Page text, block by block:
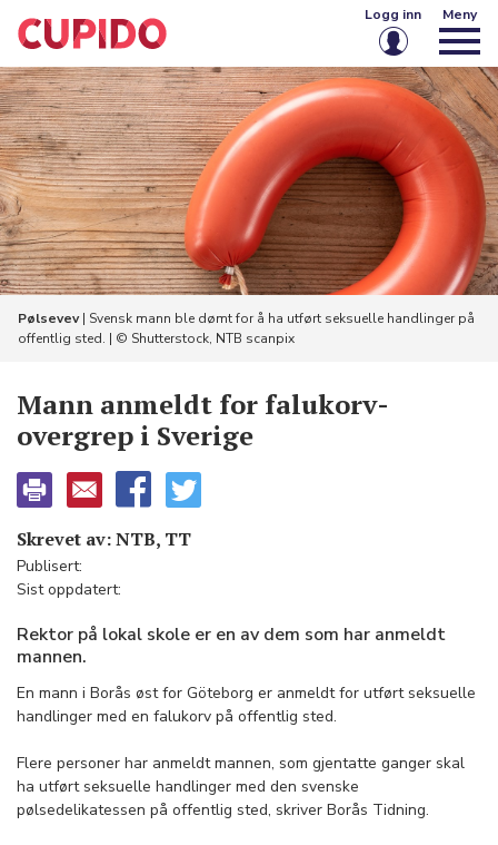
Logg inn
E-post eller brukernavn
Passord
Husk meg på denne enheten
Glemt passord?
Meny
Pølsevev| Svensk mann ble dømt for å ha utført seksuelle handlinger på
offentlig sted. | © Shutterstock, NTB scanpix
​Mann anmeldt for falukorv-
overgrep i Sverige
Skrevet av: NTB, TT
Publisert:
Sist oppdatert:
Rektor på lokal skole er en av dem som har anmeldt
mannen.
En mann i Borås øst for Göteborg er anmeldt for utført seksuelle
handlinger med en falukorv på offentlig sted.
Flere personer har anmeldt mannen, som gjentatte ganger skal
ha utført seksuelle handlinger med den svenske
pølsedelikatessen på offentlig sted, skriver Borås Tidning.